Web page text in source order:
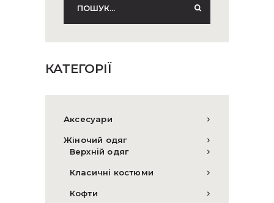
КАТЕГОРІЇ
Аксесуари
Жіночий одяг
Верхній одяг
Класичні костюми
Кофти